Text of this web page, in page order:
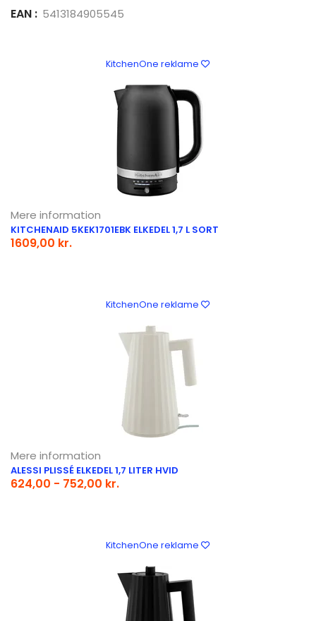
EAN : 5413184905545
KitchenOne reklame
Mere information
KITCHENAID 5KEK1701EBK ELKEDEL 1,7 L SORT
1609,00 kr.
KitchenOne reklame
Mere information
ALESSI PLISSÉ ELKEDEL 1,7 LITER HVID
624,00 - 752,00 kr.
KitchenOne reklame